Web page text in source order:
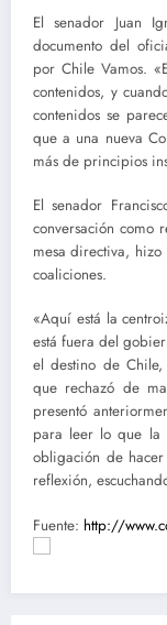
El senador Juan
documento del
por Chile Vamos.
contenidos, y
contenidos se
que a una nueva
más de principios
El senador
conversación como
mesa directiva,
coaliciones.
«Aquí está la
está fuera del
el destino de
que rechazó de
presentó
para leer lo que la
obligación de
reflexión,
Fuente: http://